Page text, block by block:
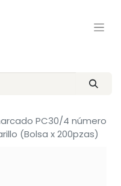
PC30/4 número
(Bolsa x 200pzas)